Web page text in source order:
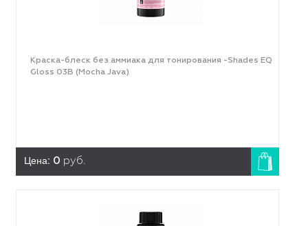
Краска-блеск без аммиака для тонирования -Shades EQ
Gloss 03B (Mocha Java)
Цена: 0 руб.